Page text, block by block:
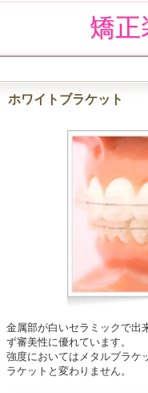
矯正
ホワイトブラケット
金属部が白いセラミックで出
ず審美性に優れています。
強度においてはメタルブラケ
ラケットと変わりません。